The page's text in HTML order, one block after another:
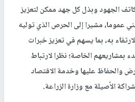
الجهود وبذل كل جهد ممكن لتعزيز
عموما، مشيرا إلى الحرص الذي توليه
به، بما يسهم في تعزيز خبرات
بمشاريعهم الخاصة؛ نظرا لارتباط
والحفاظ عليها وخدمة الاقتصاد
الأصيلة مع وزارة الزراعة.